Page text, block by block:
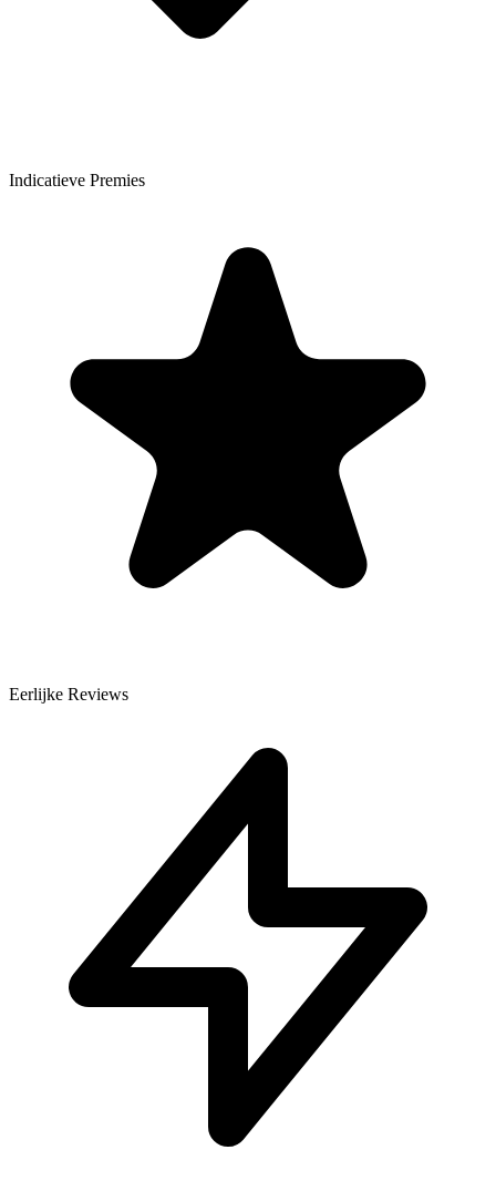
Indicatieve Premies
Eerlijke Reviews